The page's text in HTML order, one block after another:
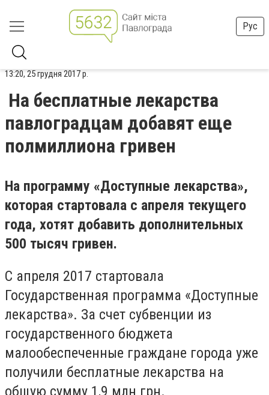
Рус
13:20, 25 грудня 2017 р.
На бесплатные лекарства
павлоградцам добавят еще
полмиллиона гривен
На программу «Доступные лекарства»,
которая стартовала с апреля текущего
года, хотят добавить дополнительных
500 тысяч гривен.
С апреля 2017 стартовала
Государственная программа «Доступные
лекарства». За счет субвенции из
государственного бюджета
малообеспеченные граждане города уже
получили бесплатные лекарства на
общую сумму 1,9 млн грн.